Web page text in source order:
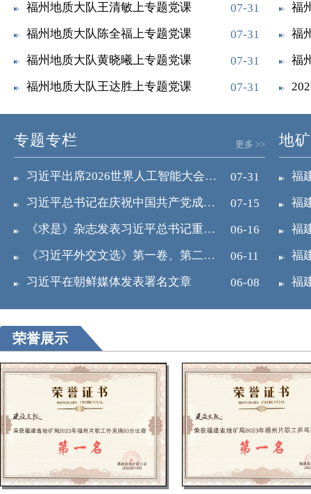
福州地质大队王清敏上专题党课
07-31
福州地质大队陈全福上专题党课
07-31
福州地质大队黄晓曦上专题党课
07-31
福州地质大队王达胜上专题党课
07-31
福
专题专栏 更多 >>
习近平出席2026世界人工智能大会暨人工...
07-31
习近平总书记在庆祝中国共产党成立105周...
07-15
《求是》杂志发表习近平总书记重要文章《一...
06-16
《习近平外交文选》第一卷、第二卷出版发行
06-11
习近平在朝鲜媒体发表署名文章
06-08
地
荣誉展示